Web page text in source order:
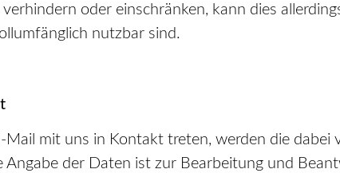
oder einschränken, kann dies
nutzbar sind.
mit uns in Kontakt treten, werden die dabei
Angabe der Daten ist zur Bearbeitung und